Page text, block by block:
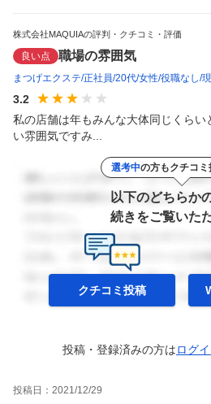
株式会社MAQUIAの評判・クチコミ・評価
良い点 職場の雰囲気
まつげエクステ 正社員 20代 女性 役職なし
3.2
私の店舗は年もみんな大体同じくら
い雰囲気ですみ...
選考中の方もクチコミ
以下のどちらか
続きをご覧いた
クチコミ投稿
投稿・登録済みの方はログ
投稿日： 2021/12/29